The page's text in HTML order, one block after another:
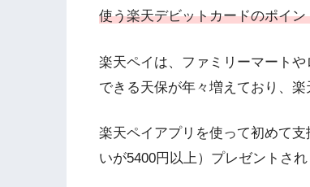
使う楽天デビットカードのポイ
楽天ペイは、ファミリーマート
できる天保が年々増えており、
楽天ペイアプリを使って初めて
いが5400円以上）プレゼントされ